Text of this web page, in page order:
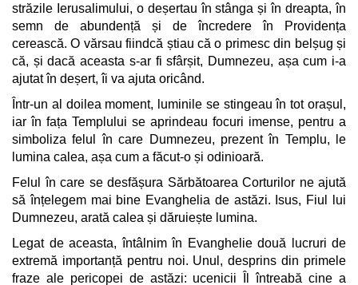
străzile Ierusalimului, o deșertau în stânga și în dreapta, în
semn de abundență și de încredere în Providența
cerească. O vărsau fiindcă știau că o primesc din belșug și
că, și dacă aceasta s-ar fi sfârșit, Dumnezeu, așa cum i-a
ajutat în deșert, îi va ajuta oricând.
Într-un al doilea moment, luminile se stingeau în tot orașul,
iar în fața Templului se aprindeau focuri imense, pentru a
simboliza felul în care Dumnezeu, prezent în Templu, le
lumina calea, așa cum a făcut-o și odinioară.
Felul în care se desfășura Sărbătoarea Corturilor ne ajută
să înțelegem mai bine Evanghelia de astăzi. Isus, Fiul lui
Dumnezeu, arată calea și dăruiește lumina.
Legat de aceasta, întâlnim în Evanghelie două lucruri de
extremă importanță pentru noi. Unul, desprins din primele
fraze ale pericopei de astăzi: ucenicii Îl întreabă cine a